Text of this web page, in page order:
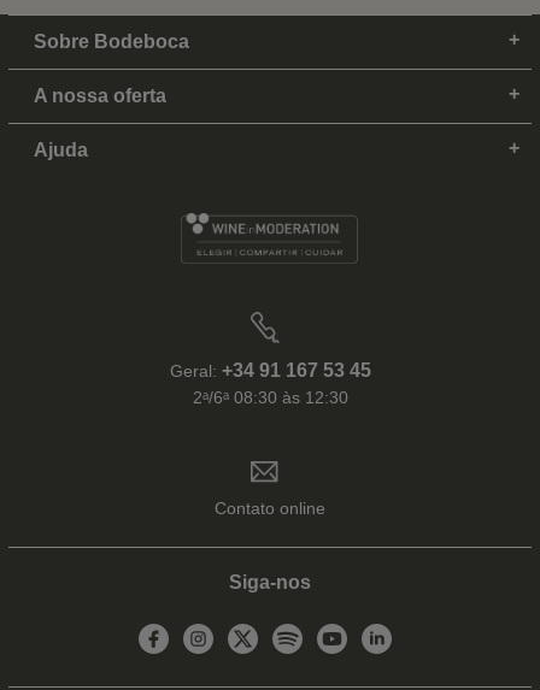
Sobre Bodeboca
A nossa oferta
Ajuda
Geral: +34 91 167 53 45
2ᵃ/6ᵃ 08:30 às 12:30
Contato online
Siga-nos